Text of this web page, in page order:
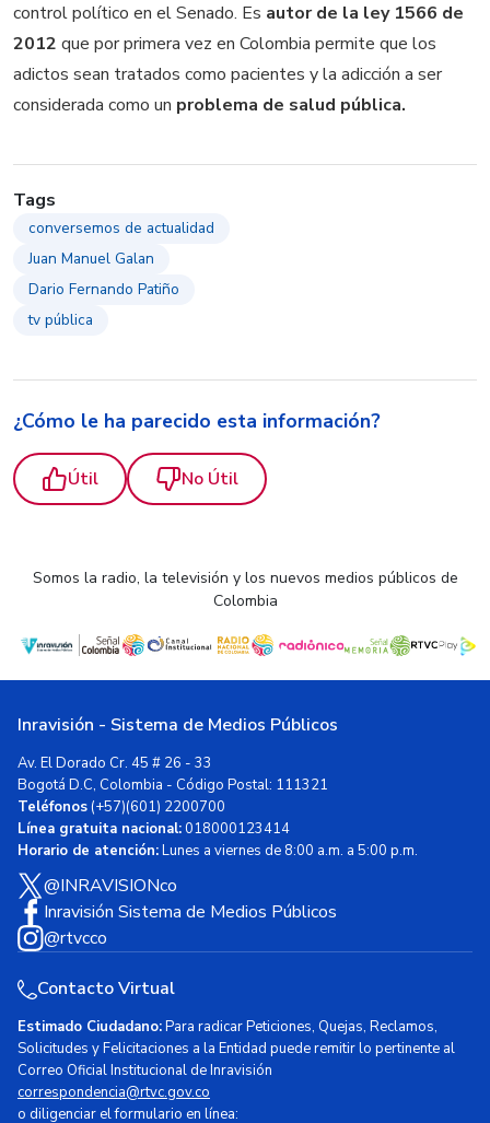
control político en el Senado. Es autor de la ley 1566 de
2012 que por primera vez en Colombia permite que los
adictos sean tratados como pacientes y la adicción a ser
considerada como un problema de salud pública.
Tags
conversemos de actualidad
Juan Manuel Galan
Dario Fernando Patiño
tv pública
¿Cómo le ha parecido esta información?
Útil No Útil
Somos la radio, la televisión y los nuevos medios públicos de
Colombia
Inravisión - Sistema de Medios Públicos
Av. El Dorado Cr. 45 # 26 - 33
Bogotá D.C, Colombia - Código Postal: 111321
Teléfonos(+57)(601) 2200700
Línea gratuita nacional:018000123414
Horario de atención:Lunes a viernes de 8:00 a.m. a 5:00 p.m.
@INRAVISIONco
Inravisión Sistema de Medios Públicos
@rtvcco
Contacto Virtual
Estimado Ciudadano:Para radicar Peticiones, Quejas, Reclamos,
Solicitudes y Felicitaciones a la Entidad puede remitir lo pertinente al
Correo Oficial Institucional de Inravisión
correspondencia@rtvc.gov.co
o diligenciar el formulario en línea: